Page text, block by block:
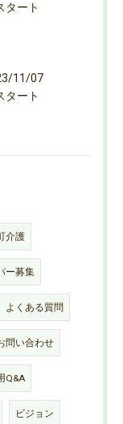
タート
11/07
タート
介護
ー募集
よくある質問
問い合わせ
Q&A
ビジョン